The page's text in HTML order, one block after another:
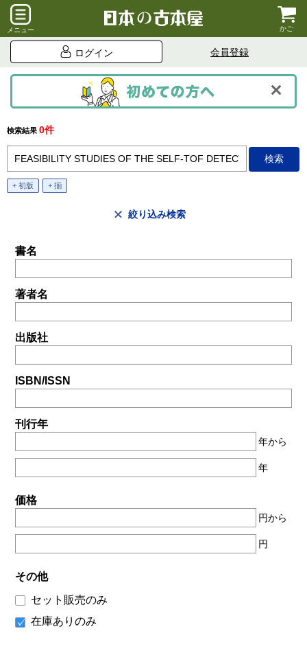
メニュー かご
ログイン 会員登録
検索結果 0件
+ 初版 + 揃
絞り込み検索
書名
著者名
出版社
ISBN/ISSN
刊行年
年から
年
価格
円から
円
その他
セット販売のみ
在庫ありのみ